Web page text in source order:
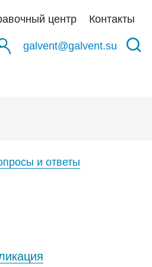
центр Контакты
galvent@galvent.su
и ответы